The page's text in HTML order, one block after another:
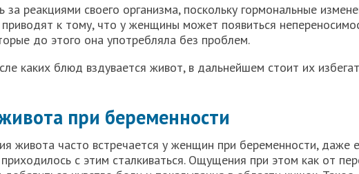
за реакциями своего организма, поскольку гормональные
к тому, что у женщины может появиться
до этого она употребляла без проблем.
каких блюд вздувается живот, в дальнейшем стоит их
при беременности
живота часто встречается у женщин при беременности, даже
с этим сталкиваться. Ощущения при этом как от